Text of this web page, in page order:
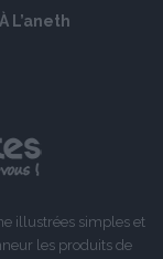
L’aneth
illustrées simples et
les produits de